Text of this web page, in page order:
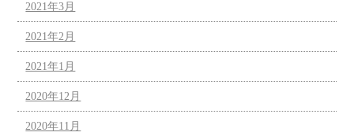
2021年3月
2021年2月
2021年1月
2020年12月
2020年11月